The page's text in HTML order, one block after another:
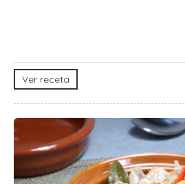
Ver receta